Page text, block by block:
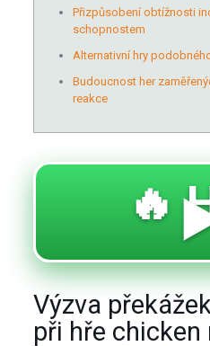
Přizpůsobení obtížnosti
schopnostem
Alternativní hry
Budoucnost her
reakce
🔥
Výzva
při hře chicken